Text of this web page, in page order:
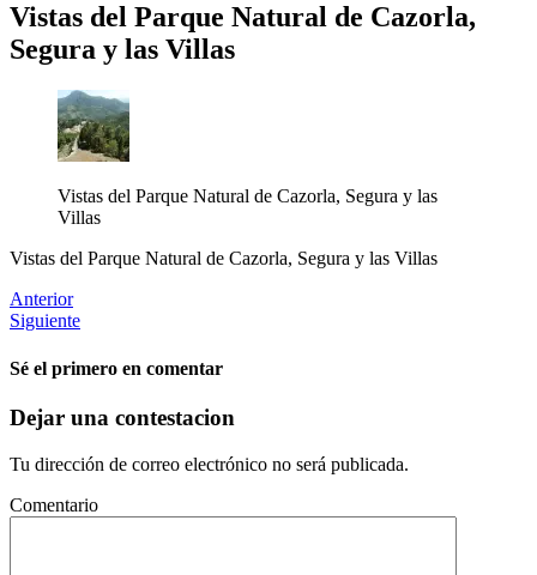
Vistas del Parque Natural de Cazorla,
Segura y las Villas
Vistas del Parque Natural de Cazorla, Segura y las
Villas
Vistas del Parque Natural de Cazorla, Segura y las Villas
Anterior
Siguiente
Sé el primero en comentar
Dejar una contestacion
Tu dirección de correo electrónico no será publicada.
Comentario